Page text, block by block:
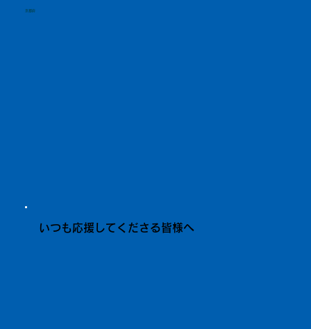
京都府
いつも応援してくださる皆様へ